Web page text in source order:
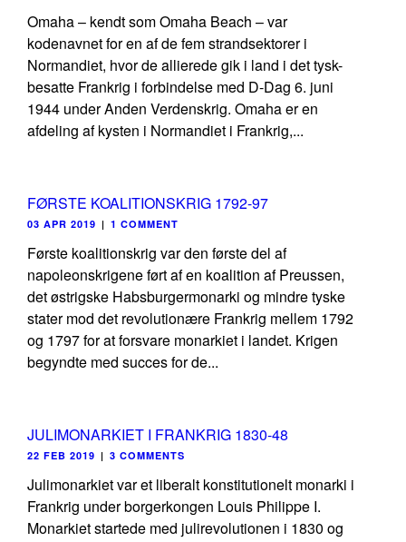
Omaha – kendt som Omaha Beach – var
kodenavnet for en af de fem strandsektorer i
Normandiet, hvor de allierede gik i land i det tysk-
besatte Frankrig i forbindelse med D-Dag 6. juni
1944 under Anden Verdenskrig. Omaha er en
afdeling af kysten i Normandiet i Frankrig,...
FØRSTE KOALITIONSKRIG 1792-97
03 APR 2019 | 1 COMMENT
Første koalitionskrig var den første del af
napoleonskrigene ført af en koalition af Preussen,
det østrigske Habsburgermonarki og mindre tyske
stater mod det revolutionære Frankrig mellem 1792
og 1797 for at forsvare monarkiet i landet. Krigen
begyndte med succes for de...
JULIMONARKIET I FRANKRIG 1830-48
22 FEB 2019 | 3 COMMENTS
Julimonarkiet var et liberalt konstitutionelt monarki i
Frankrig under borgerkongen Louis Philippe I.
Monarkiet startede med julirevolutionen i 1830 og